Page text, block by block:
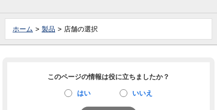
ホーム 製品 店舗の選択
このページの情報は役に立ちましたか？
はい いいえ